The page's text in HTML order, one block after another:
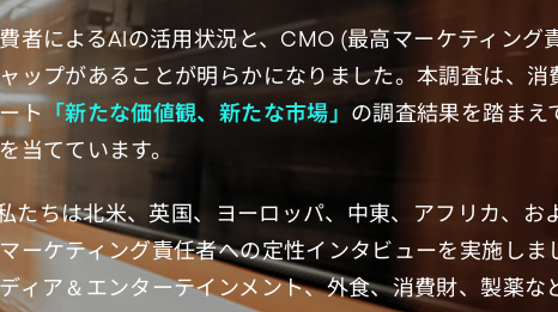
者によるAIの活用状況と、CMO (最高マーケティング
ップがあることが明らかになりました。本調査は、消
ト 「新たな価値観、新たな市場」 の調査結果を踏まえ
当てています。
たちは北米、英国、ヨーロッパ、中東、アフリカ、お
ーケティング責任者への定性インタビューを実施しま
ィア＆エンターテインメント、外食、消費財、製薬な